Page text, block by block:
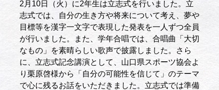
2月10日（火）に2年生は立志式を行いました。立
志式では、自分の生き方や将来について考え、夢や
目標等を漢字一文字で表現した発表を一人ずつ全員
が行いました。また、学年合唱では、合唱曲「大切
なもの」を素晴らしい歌声で披露しました。さら
に、立志式記念講演として、山口県スポーツ協会よ
り栗原啓様から「自分の可能性を信じて」のテーマ
で心に残るお話をいただきました。立志式では準備